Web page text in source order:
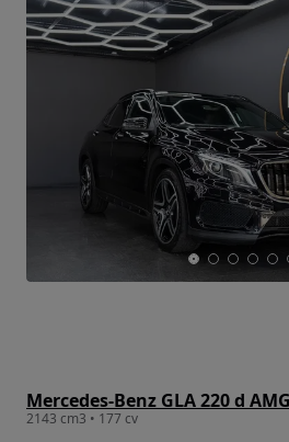
Mercedes-Benz GLA 220 d
2143 cm3 • 177 cv